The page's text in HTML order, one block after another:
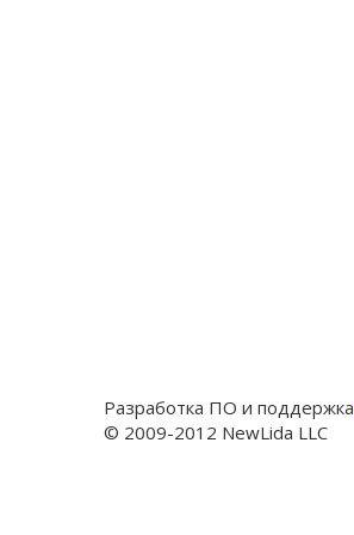
Разработка ПО и поддержка
© 2009-2012 NewLida LLC